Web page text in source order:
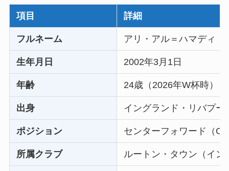
項目 詳細
フルネーム アリ・アル＝ハマディ（
生年月日 2002年3月1日
年齢 24歳（2026年W杯時）
出身 イングランド・リバプー
ポジション センターフォワード（
所属クラブ ルートン・タウン（イン